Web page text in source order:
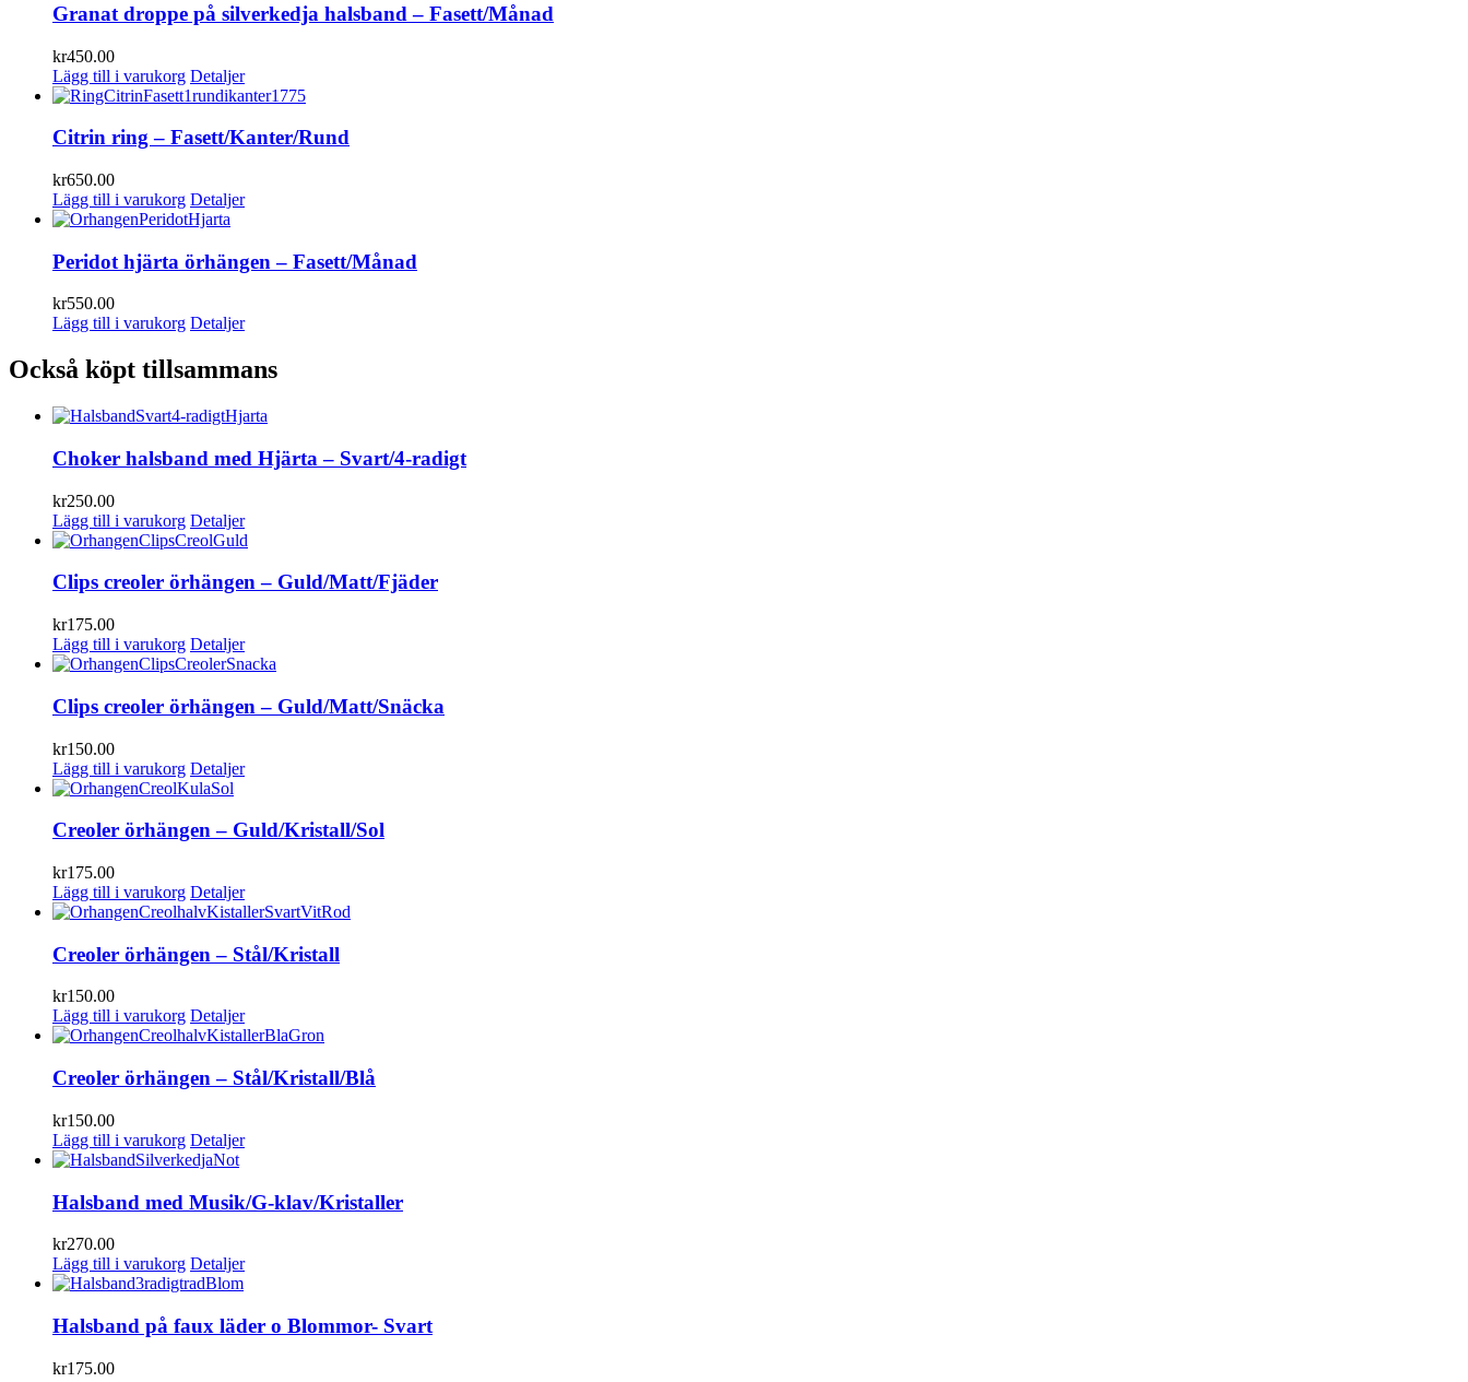
Granat droppe på silverkedja halsband – Fasett/Månad
kr450.00
Lägg till i varukorg Detaljer
Citrin ring – Fasett/Kanter/Rund
kr650.00
Lägg till i varukorg Detaljer
Peridot hjärta örhängen – Fasett/Månad
kr550.00
Lägg till i varukorg Detaljer
Också köpt tillsammans
Choker halsband med Hjärta – Svart/4-radigt
kr250.00
Lägg till i varukorg Detaljer
Clips creoler örhängen – Guld/Matt/Fjäder
kr175.00
Lägg till i varukorg Detaljer
Clips creoler örhängen – Guld/Matt/Snäcka
kr150.00
Lägg till i varukorg Detaljer
Creoler örhängen – Guld/Kristall/Sol
kr175.00
Lägg till i varukorg Detaljer
Creoler örhängen – Stål/Kristall
kr150.00
Lägg till i varukorg Detaljer
Creoler örhängen – Stål/Kristall/Blå
kr150.00
Lägg till i varukorg Detaljer
Halsband med Musik/G-klav/Kristaller
kr270.00
Lägg till i varukorg Detaljer
Halsband på faux läder o Blommor- Svart
kr175.00